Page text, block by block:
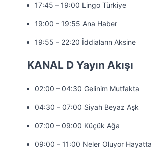
17:45 – 19:00 Lingo Türkiye
19:00 – 19:55 Ana Haber
19:55 – 22:20 İddiaların Aksine
KANAL D Yayın Akışı
02:00 – 04:30 Gelinim Mutfakta
04:30 – 07:00 Siyah Beyaz Aşk
07:00 – 09:00 Küçük Ağa
09:00 – 11:00 Neler Oluyor Hayatta